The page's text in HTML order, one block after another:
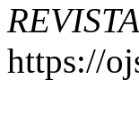
https://